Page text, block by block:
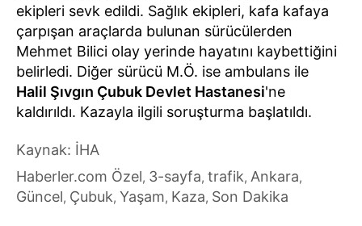
ekipleri sevk edildi. Sağlık ekipleri, kafa kafaya
çarpışan araçlarda bulunan sürücülerden
Mehmet Bilici olay yerinde hayatını kaybettiğini
belirledi. Diğer sürücü M.Ö. ise ambulans ile
Halil Şıvgın Çubuk Devlet Hastanesi'ne
kaldırıldı. Kazayla ilgili soruşturma başlatıldı.
Kaynak: İHA
Haberler.com Özel, 3-sayfa, trafik, Ankara,
Güncel, Çubuk, Yaşam, Kaza, Son Dakika